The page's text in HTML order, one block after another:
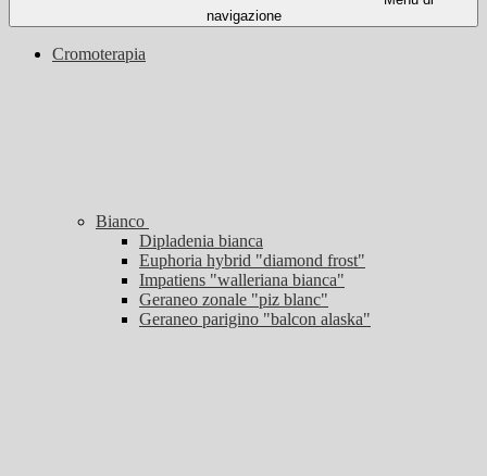
navigazione
Cromoterapia
Bianco
Dipladenia bianca
Euphoria hybrid "diamond frost"
Impatiens "walleriana bianca"
Geraneo zonale "piz blanc"
Geraneo parigino "balcon alaska"